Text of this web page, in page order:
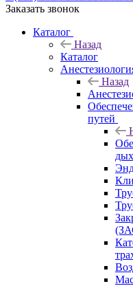
Заказать звонок
Каталог
Назад
Каталог
Назад
путей